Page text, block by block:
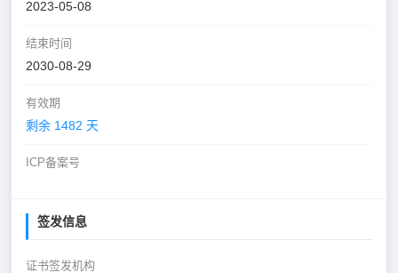
2023-05-08
结束时间
2030-08-29
有效期
剩余 1482 天
ICP备案号
签发信息
证书签发机构